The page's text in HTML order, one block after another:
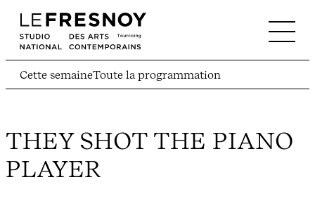
Cette semaineToute la programmation
THEY SHOT THE PIANO
PLAYER